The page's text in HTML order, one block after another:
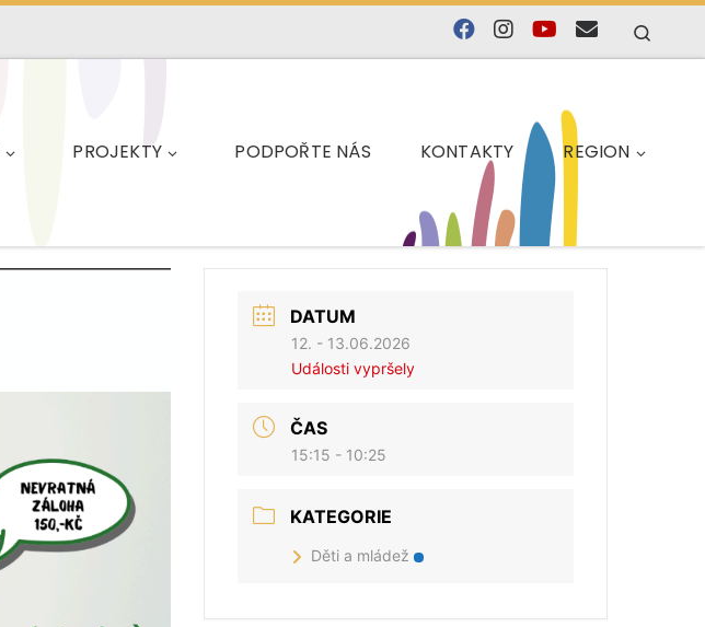
PROJEKTY PODPOŘTE NÁS KONTAKTY REGION
DATUM
12. - 13.06.2026
Události vypršely
ČAS
15:15 - 10:25
KATEGORIE
Děti a mládež